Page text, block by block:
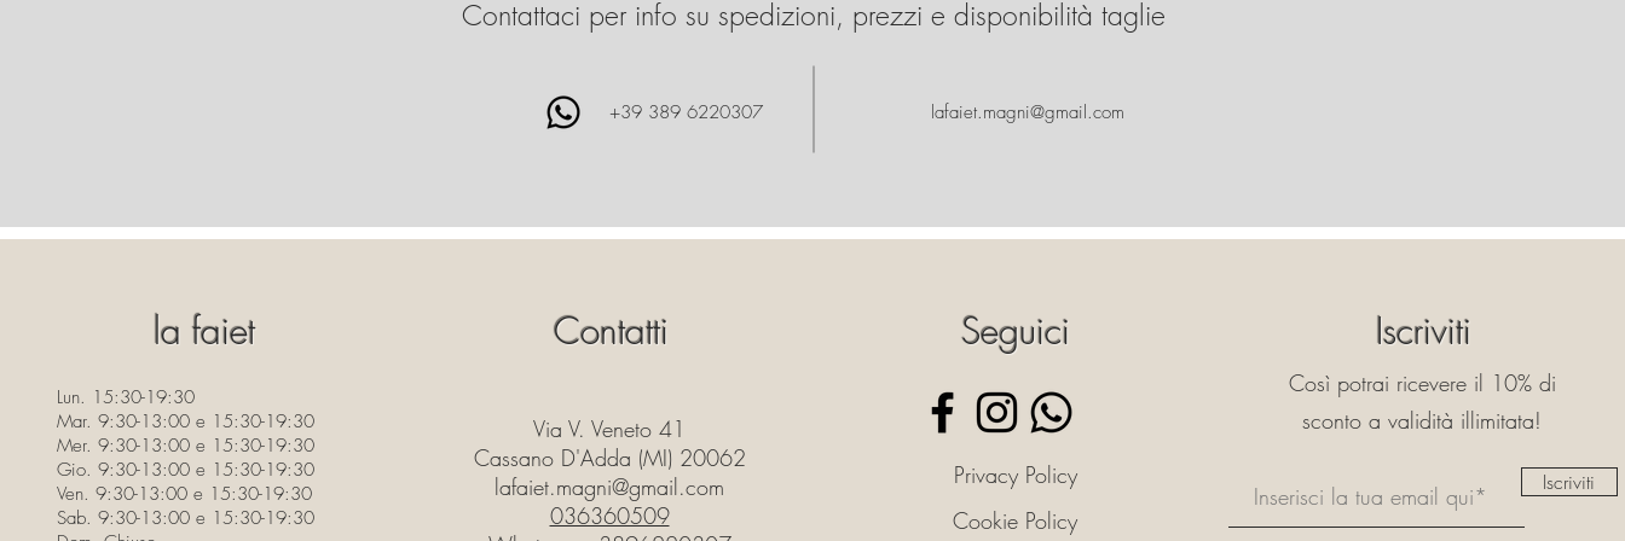
Contattaci per info su spedizioni, prezzi e disponibilità taglie
+39 389 6220307 lafaiet.magni@gmail.com
la faiet
Lun. 15:30-19:30
Mar. 9:30-13:00 e 15:30-19:30
Mer. 9:30-13:00 e 15:30-19:30
Gio. 9:30-13:00 e 15:30-19:30
Ven. 9:30-13:00 e 15:30-19:30
Sab. 9:30-13:00 e 15:30-19:30
Contatti
Via V. Veneto 41
Cassano D'Adda (MI) 20062
lafaiet.magni@gmail.com
036360509
Seguici
Privacy Policy
Cookie Policy
Iscriviti
Così potrai ricevere il 10% di
sconto a validità illimitata!
Iscriviti